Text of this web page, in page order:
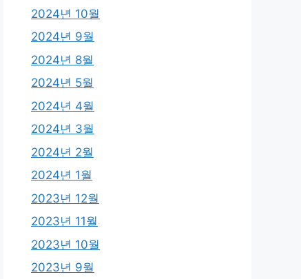
2024년 10월
2024년 9월
2024년 8월
2024년 5월
2024년 4월
2024년 3월
2024년 2월
2024년 1월
2023년 12월
2023년 11월
2023년 10월
2023년 9월